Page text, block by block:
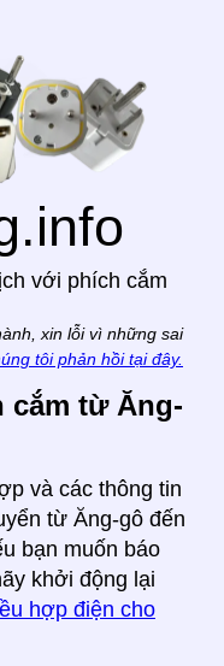
với phích cắm
xin lỗi vì những sai
tôi phản hồi tại đây.
cắm từ Ăng-
và các thông tin
từ Ăng-gô đến
bạn muốn báo
khởi động lại
hợp điện cho